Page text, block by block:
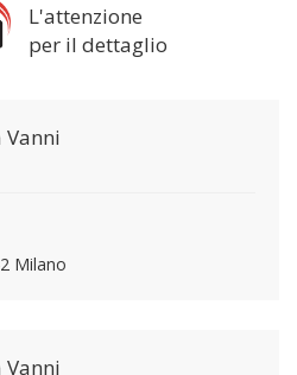
L'attenzione
per il dettaglio
Vanni
Milano
Vanni